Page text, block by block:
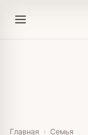
Главная › Семья